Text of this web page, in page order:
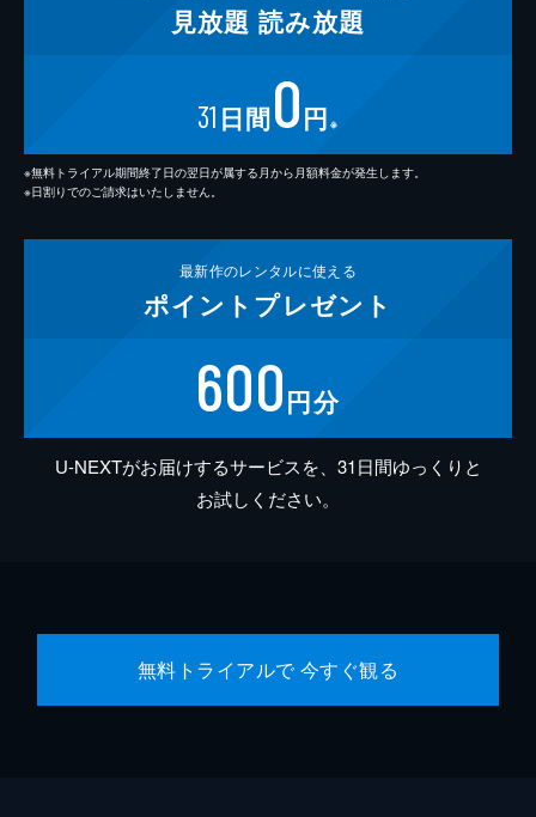
見放題 読み放題
31 日間0円 ※
※無料トライアル期間終了日の翌日が属する月から月額料金が発生します。
※日割りでのご請求はいたしません。
最新作のレンタルに使える
ポイント プレゼント
600円分
U-NEXTがお届けするサービスを、31日間ゆっくりと
お試しください。
無料トライアルで 今すぐ観る